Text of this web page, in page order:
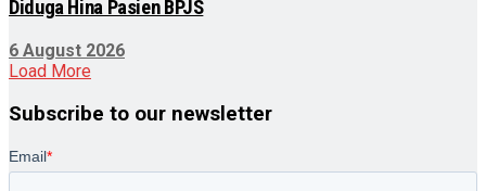
Diduga Hina Pasien BPJS
6 August 2026
Load More
Subscribe to our newsletter